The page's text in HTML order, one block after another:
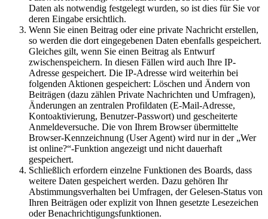
Daten als notwendig festgelegt wurden, so ist dies für Sie vor
deren Eingabe ersichtlich.
Wenn Sie einen Beitrag oder eine private Nachricht erstellen,
so werden die dort eingegebenen Daten ebenfalls gespeichert.
Gleiches gilt, wenn Sie einen Beitrag als Entwurf
zwischenspeichern. In diesen Fällen wird auch Ihre IP-
Adresse gespeichert. Die IP-Adresse wird weiterhin bei
folgenden Aktionen gespeichert: Löschen und Ändern von
Beiträgen (dazu zählen Private Nachrichten und Umfragen),
Änderungen an zentralen Profildaten (E-Mail-Adresse,
Kontoaktivierung, Benutzer-Passwort) und gescheiterte
Anmeldeversuche. Die von Ihrem Browser übermittelte
Browser-Kennzeichnung (User Agent) wird nur in der „Wer
ist online?“-Funktion angezeigt und nicht dauerhaft
gespeichert.
Schließlich erfordern einzelne Funktionen des Boards, dass
weitere Daten gespeichert werden. Dazu gehören Ihr
Abstimmungsverhalten bei Umfragen, der Gelesen-Status von
Ihren Beiträgen oder explizit von Ihnen gesetzte Lesezeichen
oder Benachrichtigungsfunktionen.